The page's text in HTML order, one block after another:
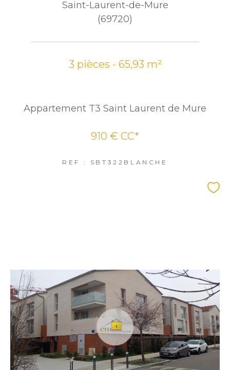
Saint-Laurent-de-Mure
(69720)
3 pièces - 65,93 m²
Appartement T3 Saint Laurent de Mure
910 € CC*
REF : SBT322BLANCHE